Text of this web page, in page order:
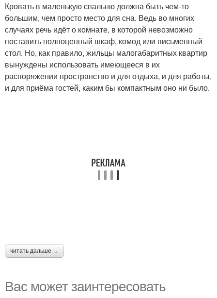
Кровать в маленькую спальню должна быть чем-то
большим, чем просто место для сна. Ведь во многих
случаях речь идёт о комнате, в которой невозможно
поставить полноценный шкаф, комод или письменный
стол. Но, как правило, жильцы малогабаритных квартир
вынуждены использовать имеющееся в их
распоряжении пространство и для отдыха, и для работы,
и для приёма гостей, каким бы компактным оно ни было.
читать дальше →
Вас может заинтересовать